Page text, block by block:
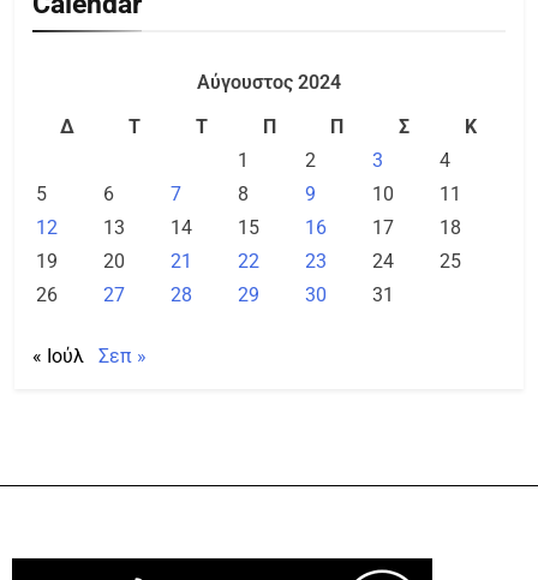
Αύγουστος 2024
Δ
Τ Τ Π Π Σ
Κ
1
2 3
4
5
6 7 8 9 10
11
12
13 14 15 16 17
18
19
20 21 22 23 24
25
26
27 28 29 30 31
« Ιούλ Σεπ »